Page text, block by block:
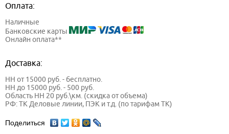
Оплата:
Наличные
Банковские карты
Онлайн оплата**
Доставка:
НН от 15000 руб. - бесплатно.
НН до 15000 руб. - 500 руб.
Область НН 20 руб.\км. (скидка от объема)
РФ: ТК Деловые линии, ПЭК и т.д. (по тарифам ТК)
Поделиться